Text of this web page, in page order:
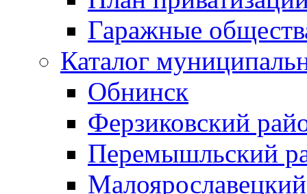
Гаражные
Каталог
Обнинск
Ферзиковский
Перемышльский